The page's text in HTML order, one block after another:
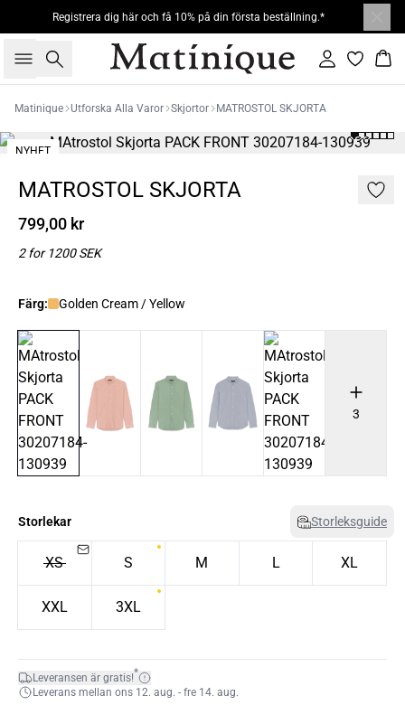
Registrera dig här och få 10% på din första beställning.*
Sök Logga in
Matinique Utforska Alla Varor Skjortor MATROSTOL SKJORTA
NYHET
MATROSTOL SKJORTA
799,00 kr
2 for 1200 SEK
Färg: Golden Cream / Yellow
3
Storlekar Storleksguide
XS S M L XL
XXL 3XL
Leveransen är gratis!*
Leverans mellan ons 12. aug. - fre 14. aug.